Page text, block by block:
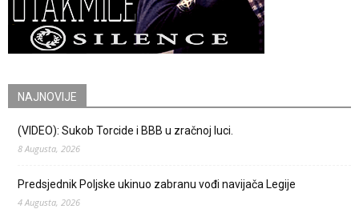
NAJNOVIJE
(VIDEO): Sukob Torcide i BBB u zračnoj luci.
8 Augusta, 2026
Predsjednik Poljske ukinuo zabranu vođi navijača Legije
4 Augusta, 2026